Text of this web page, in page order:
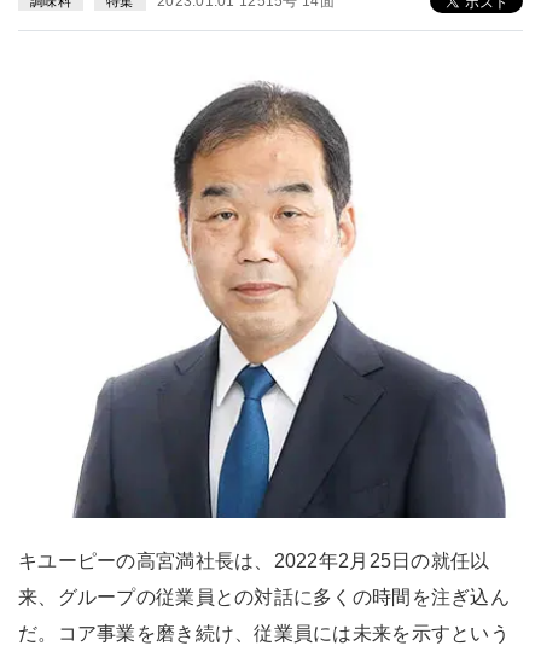
キユーピーの高宮満社長は、2022年2月25日の就任以
来、グループの従業員との対話に多くの時間を注ぎ込ん
だ。コア事業を磨き続け、従業員には未来を示すという